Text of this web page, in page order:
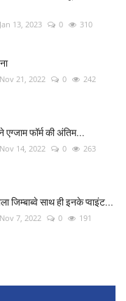
Jan 13, 2023 0 310
Nov 21, 2022 0 242
एग्जाम फॉर्म की अंतिम...
Nov 14, 2022 0 263
जिम्बाब्वे साथ ही इनके प्वाइंट...
Nov 7, 2022 0 191